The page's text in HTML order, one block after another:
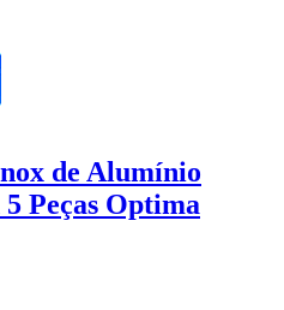
de Alumínio
Peças Optima